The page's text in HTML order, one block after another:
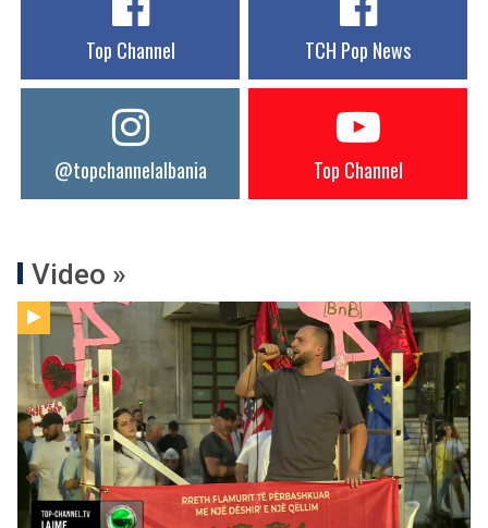
Top Channel TCH Pop News
@topchannelalbania Top Channel
Video »